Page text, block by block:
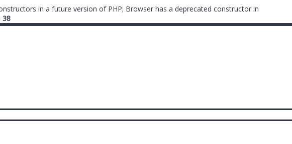
in a future version of PHP; Browser has a deprecated constructor in
38